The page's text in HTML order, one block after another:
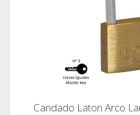
Candado Laton Arco